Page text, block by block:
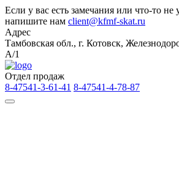
Если у вас есть замечания или что-то не
напишите нам client@kfmf-skat.ru
Адрес
Тамбовская обл., г. Котовск,
А/1
Отдел продаж
8-47541-3-61-41 8-47541-4-78-87